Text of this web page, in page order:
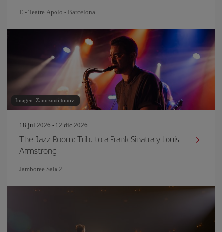
E - Teatre Apolo - Barcelona
Imagen: Zamrznuti tonovi
18 jul 2026 - 12 dic 2026
The Jazz Room: Tributo a Frank Sinatra y Louis
Armstrong
Jamboree Sala 2